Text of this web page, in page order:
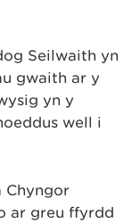
Seilwaith yn
gwaith ar y
yn y
well i
Chyngor
ar greu ffyrdd